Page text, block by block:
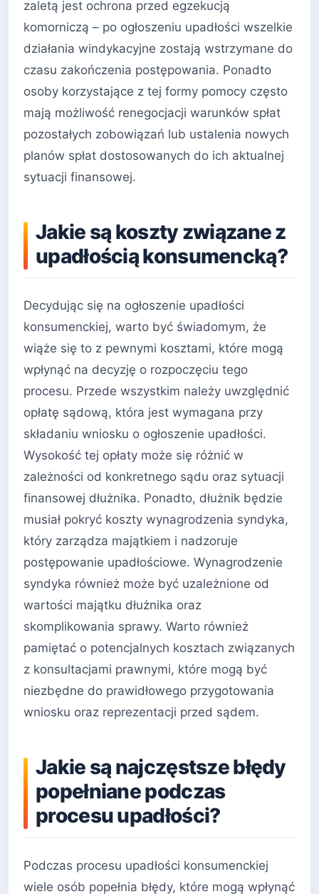
zaletą jest ochrona przed egzekucją
komorniczą – po ogłoszeniu upadłości wszelkie
działania windykacyjne zostają wstrzymane do
czasu zakończenia postępowania. Ponadto
osoby korzystające z tej formy pomocy często
mają możliwość renegocjacji warunków spłat
pozostałych zobowiązań lub ustalenia nowych
planów spłat dostosowanych do ich aktualnej
sytuacji finansowej.
Jakie są koszty związane z
upadłością konsumencką?
Decydując się na ogłoszenie upadłości
konsumenckiej, warto być świadomym, że
wiąże się to z pewnymi kosztami, które mogą
wpłynąć na decyzję o rozpoczęciu tego
procesu. Przede wszystkim należy uwzględnić
opłatę sądową, która jest wymagana przy
składaniu wniosku o ogłoszenie upadłości.
Wysokość tej opłaty może się różnić w
zależności od konkretnego sądu oraz sytuacji
finansowej dłużnika. Ponadto, dłużnik będzie
musiał pokryć koszty wynagrodzenia syndyka,
który zarządza majątkiem i nadzoruje
postępowanie upadłościowe. Wynagrodzenie
syndyka również może być uzależnione od
wartości majątku dłużnika oraz
skomplikowania sprawy. Warto również
pamiętać o potencjalnych kosztach związanych
z konsultacjami prawnymi, które mogą być
niezbędne do prawidłowego przygotowania
wniosku oraz reprezentacji przed sądem.
Jakie są najczęstsze błędy
popełniane podczas
procesu upadłości?
Podczas procesu upadłości konsumenckiej
wiele osób popełnia błędy, które mogą wpłynąć